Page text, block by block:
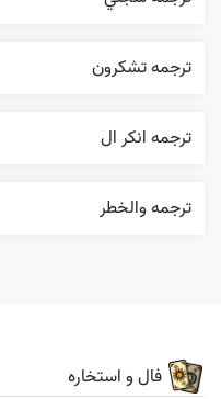
ترجمه تشکرون
ترجمه انکر ال
ترجمه والخطر
فال و استخاره